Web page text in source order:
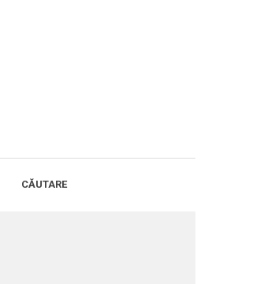
CĂUTARE